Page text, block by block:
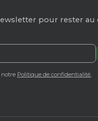
pour rester au
notre Politique de confidentialité.